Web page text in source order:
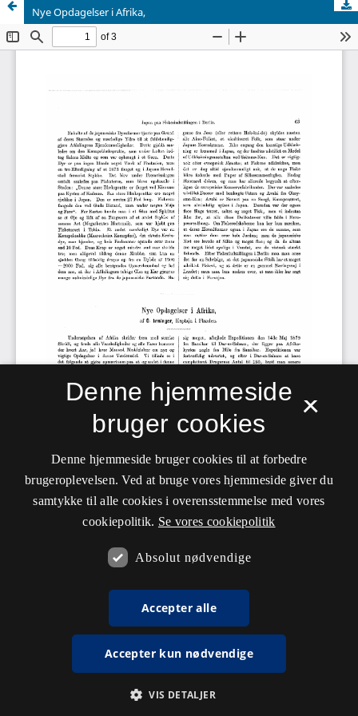
Nye Opdagelser i Afrika,
×
Denne hjemmeside
bruger cookies
Denne hjemmeside bruger cookies til at forbedre
brugeroplevelsen. Ved at bruge vores hjemmeside giver du
samtykke til alle cookies i overensstemmelse med vores
cookiepolitik. Se vores cookiepolitik
Absolut nødvendige
Accepter alle
Accepter kun nødvendige
VIS DETALJER